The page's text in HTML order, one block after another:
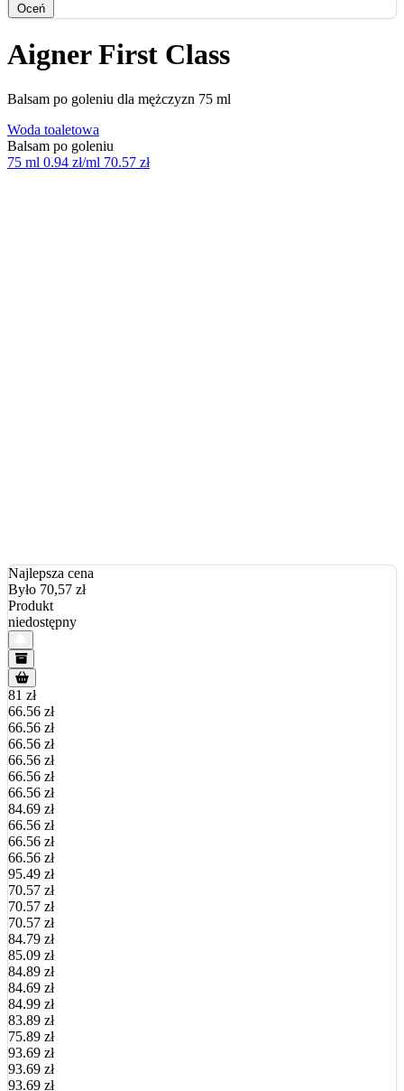
Oceń
Aigner First Class
Balsam po goleniu dla mężczyzn 75 ml
Woda toaletowa
Balsam po goleniu
75 ml 0.94 zł/ml 70.57 zł
Najlepsza cena
Było 70,57 zł
Produkt
niedostępny
81 zł
66.56 zł
66.56 zł
66.56 zł
66.56 zł
66.56 zł
66.56 zł
84.69 zł
66.56 zł
66.56 zł
66.56 zł
95.49 zł
70.57 zł
70.57 zł
70.57 zł
84.79 zł
85.09 zł
84.89 zł
84.69 zł
84.99 zł
83.89 zł
75.89 zł
93.69 zł
93.69 zł
93.69 zł